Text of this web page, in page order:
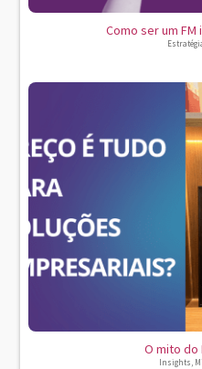
Como ser um
O mito do
Insights,